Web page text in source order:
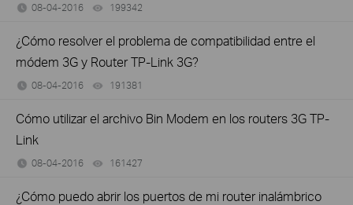
08-04-2016 199342
¿Cómo resolver el problema de compatibilidad entre el
módem 3G y Router TP-Link 3G?
08-04-2016 191381
Cómo utilizar el archivo Bin Modem en los routers 3G TP-
Link
08-04-2016 161427
¿Cómo puedo abrir los puertos de mi router inalámbrico